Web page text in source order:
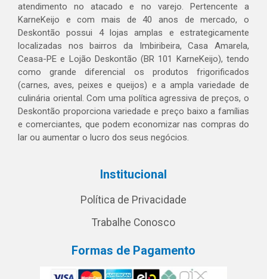
atendimento no atacado e no varejo. Pertencente a
KarneKeijo e com mais de 40 anos de mercado, o
Deskontão possui 4 lojas amplas e estrategicamente
localizadas nos bairros da Imbiribeira, Casa Amarela,
Ceasa-PE e Lojão Deskontão (BR 101 KarneKeijo), tendo
como grande diferencial os produtos frigorificados
(carnes, aves, peixes e queijos) e a ampla variedade de
culinária oriental. Com uma política agressiva de preços, o
Deskontão proporciona variedade e preço baixo a famílias
e comerciantes, que podem economizar nas compras do
lar ou aumentar o lucro dos seus negócios.
Institucional
Política de Privacidade
Trabalhe Conosco
Formas de Pagamento